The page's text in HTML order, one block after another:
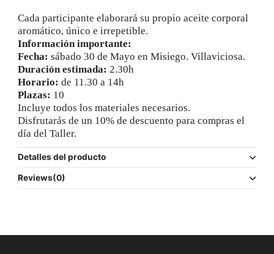
Cada participante elaborará su propio aceite corporal
aromático, único e irrepetible.
Información importante:
Fecha: sábado 30 de Mayo en Misiego. Villaviciosa.
Duración estimada: 2.30h
Horario: de 11.30 a 14h
Plazas: 10
Incluye todos los materiales necesarios.
Disfrutarás de un 10% de descuento para compras el
día del Taller.
Detalles del producto
Reviews(0)